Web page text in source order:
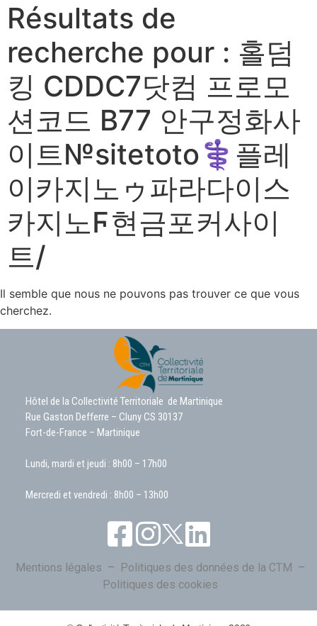
Résultats de
recherche pour : 홀덤
킹 CDDC7닷컴 프로모
션코드 B77 안구정화사
이트№sitetoto⚕플레
이카지노ゥ파라다이스
카지노Ϝ현금포커사이
트/
Il semble que nous ne pouvons pas trouver ce que vous
cherchez.
Hôtel de la Collectivité Territoriale de Martinique
Rue Gaston Defferre – Cluny CS 30137
Fort-de-France – Martinique
Lundi, mardi et jeudi : 8h00 – 17h00
Mercredi et vendredi : 8h00 – 13h00
Mentions légales – Politiques des données de la CTM –
Politiques des cookies